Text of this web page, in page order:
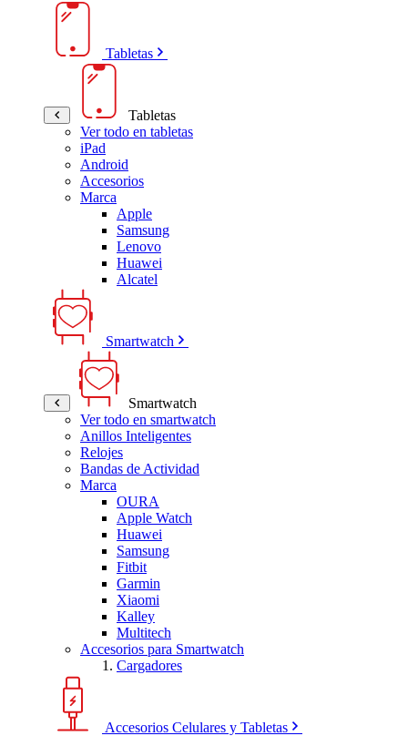
Tabletas
Tabletas
Ver todo en tabletas
iPad
Android
Accesorios
Marca
Apple
Samsung
Lenovo
Huawei
Alcatel
Smartwatch
Smartwatch
Ver todo en smartwatch
Anillos Inteligentes
Relojes
Bandas de Actividad
Marca
OURA
Apple Watch
Huawei
Samsung
Fitbit
Garmin
Xiaomi
Kalley
Multitech
Accesorios para Smartwatch
Cargadores
Accesorios Celulares y Tabletas